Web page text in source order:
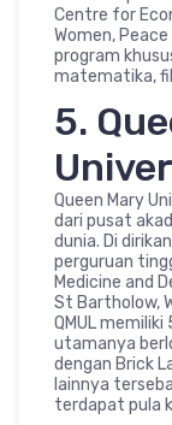
Centre for
Women,
program
matematika,
5.
Queen Mary
dari pusat
dunia. Di
perguruan
Medicine and
St Bartholow,
QMUL
utamanya
dengan Brick
lainnya
terdapat pula